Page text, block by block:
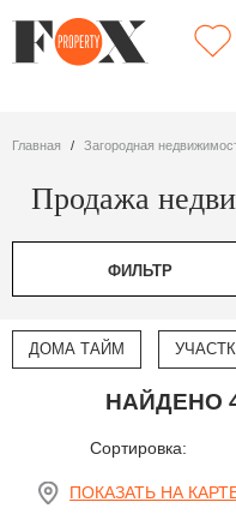
Главная Загородная
Продажа
ФИЛЬТР
ДОМА ТАЙМ
НАЙДЕНО
Сортировка:
ПОКАЗАТЬ НА